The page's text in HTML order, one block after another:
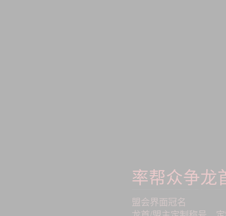
率帮众争龙
盟会界面冠名